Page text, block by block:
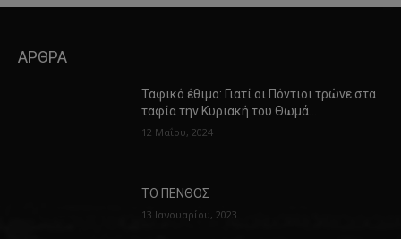
ΑΡΘΡΑ
Ταφικό έθιμο: Γιατί οι Πόντιοι τρώνε στα
ταφία την Κυριακή του Θωμά…
12 Μαΐου, 2024
ΤΟ ΠΕΝΘΟΣ
13 Ιανουαρίου, 2023